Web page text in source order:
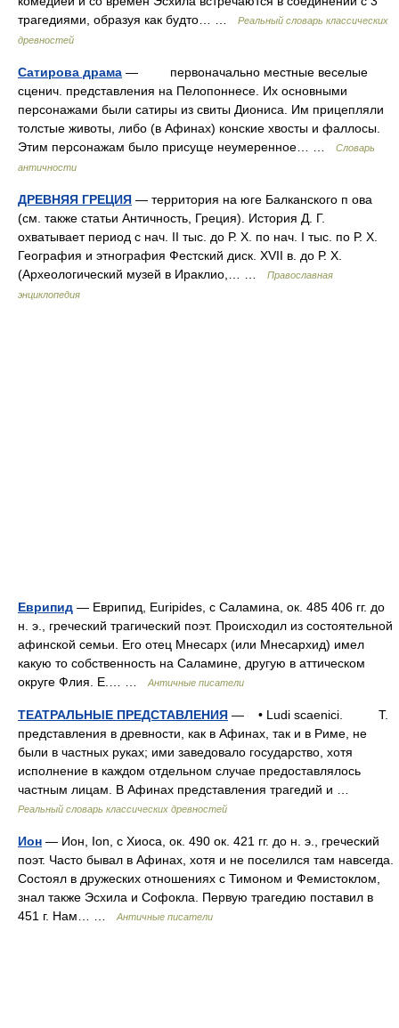
трагедиями, образуя как будто… …
Реальный словарь классических
древностей
Сатирова драма — первоначально местные веселые
сценич. представления на Пелопоннесе. Их основными
персонажами были сатиры из свиты Диониса. Им прицепляли
толстые животы, либо (в Афинах) конские хвосты и фаллосы.
Этим персонажам было присуще неумеренное… …
Словарь
античности
ДРЕВНЯЯ ГРЕЦИЯ — территория на юге Балканского п ова
(см. также статьи Античность, Греция). История Д. Г.
охватывает период с нач. II тыс. до Р. Х. по нач. I тыс. по Р. Х.
География и этнография Фестский диск. XVII в. до Р. Х.
(Археологический музей в Ираклио,… …
Православная
энциклопедия
Еврипид — Еврипид, Euripides, с Саламина, ок. 485 406 гг. до
н. э., греческий трагический поэт. Происходил из состоятельной
афинской семьи. Его отец Мнесарх (или Мнесархид) имел
какую то собственность на Саламине, другую в аттическом
округе Флия. Е.… …
Античные писатели
ТЕАТРАЛЬНЫЕ ПРЕДСТАВЛЕНИЯ — • Ludi scaenici. Т.
представления в древности, как в Афинах, так и в Риме, не
были в частных руках; ими заведовало государство, хотя
исполнение в каждом отдельном случае предоставлялось
частным лицам. В Афинах представления трагедий и …
Реальный словарь классических древностей
Ион — Ион, Ion, с Хиоса, ок. 490 ок. 421 гг. до н. э., греческий
поэт. Часто бывал в Афинах, хотя и не поселился там навсегда.
Состоял в дружеских отношениях с Тимоном и Фемистоклом,
знал также Эсхила и Софокла. Первую трагедию поставил в
451 г. Нам… …
Античные писатели